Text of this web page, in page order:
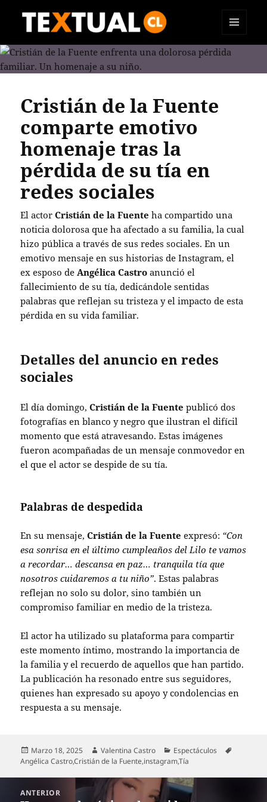
TEXTUAL
Cristián de la Fuente
comparte emotivo
homenaje tras la
pérdida de su tía en
redes sociales
El actorCristián de la Fuente ha compartido una
noticia dolorosa que ha afectado a su familia, la cual
hizo pública a través de sus redes sociales. En un
emotivo mensaje en sus historias de Instagram, el
ex esposo deAngélica Castro anunció el
fallecimiento de su tía, dedicándole sentidas
palabras que reflejan su tristeza y el impacto de esta
pérdida en su vida familiar.
Detalles del anuncio en redes
sociales
El día domingo,Cristián de la Fuente publicó dos
fotografías en blanco y negro que ilustran el difícil
momento que está atravesando. Estas imágenes
fueron acompañadas de un mensaje conmovedor en
el que el actor se despide de su tía.
Palabras de despedida
En su mensaje,Cristián de la Fuente expresó: “Con
esa sonrisa en el último cumpleaños del Lilo te vamos
a recordar… descansa en paz… tranquila tía que
nosotros cuidaremos a tu niño”. Estas palabras
reflejan no solo su dolor, sino también un
compromiso familiar en medio de la tristeza.
El actor ha utilizado su plataforma para compartir
este momento íntimo, mostrando la importancia de
la familia y el recuerdo de aquellos que han partido.
La publicación ha resonado entre sus seguidores,
quienes han expresado su apoyo y condolencias en
respuesta a su mensaje.
Publicado
el
Marzo 18, 2025 Autor
Valentina Castro Categorías
Espectáculos
Angélica Castro,Cristián de la Fuente,instagram,Tía
ANTERIOR